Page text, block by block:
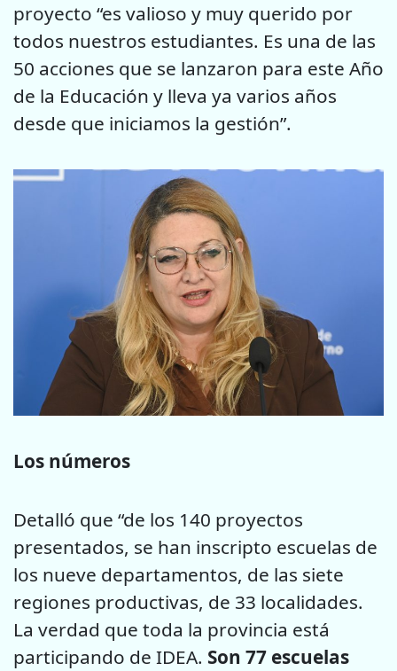
proyecto “es valioso y muy querido por
todos nuestros estudiantes. Es una de las
50 acciones que se lanzaron para este Año
de la Educación y lleva ya varios años
desde que iniciamos la gestión”.
Los números
Detalló que “de los 140 proyectos
presentados, se han inscripto escuelas de
los nueve departamentos, de las siete
regiones productivas, de 33 localidades.
La verdad que toda la provincia está
participando de IDEA. Son 77 escuelas